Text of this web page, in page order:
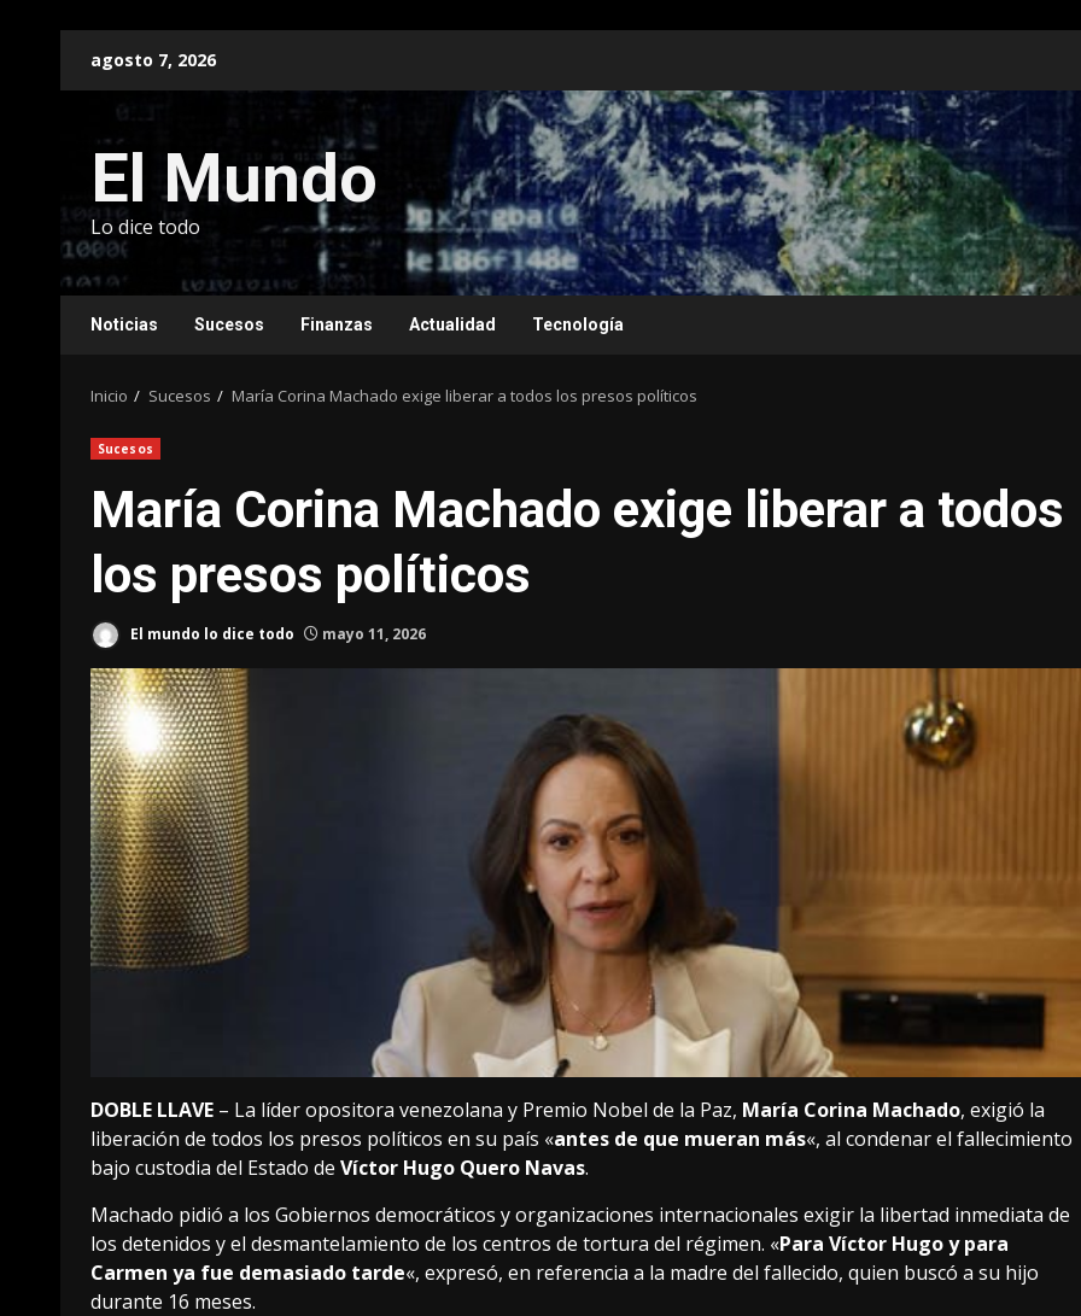
agosto 7, 2026
El Mundo
Lo dice todo
Noticias Sucesos Finanzas Actualidad Tecnología
Inicio Sucesos María Corina Machado exige liberar a todos los presos políticos
Sucesos
María Corina Machado exige liberar a todos
los presos políticos
El mundo lo dice todo mayo 11, 2026
DOBLE LLAVE – La líder opositora venezolana y Premio Nobel de la Paz, María Corina Machado, exigió la
liberación de todos los presos políticos en su país «antes de que mueran más«, al condenar el fallecimiento
bajo custodia del Estado de Víctor Hugo Quero Navas.
Machado pidió a los Gobiernos democráticos y organizaciones internacionales exigir la libertad inmediata de
los detenidos y el desmantelamiento de los centros de tortura del régimen. «Para Víctor Hugo y para
Carmen ya fue demasiado tarde«, expresó, en referencia a la madre del fallecido, quien buscó a su hijo
durante 16 meses.